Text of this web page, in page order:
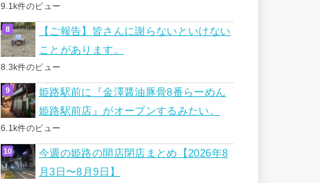
9.1k件のビュー
【ご報告】皆さんに謝らないといけない
ことがあります。
8.3k件のビュー
姫路駅前に『金澤醤油豚骨8番らーめん
姫路駅前店』がオープンするみたい。
6.1k件のビュー
今週の姫路の開店閉店まとめ【2026年8
月3日〜8月9日】